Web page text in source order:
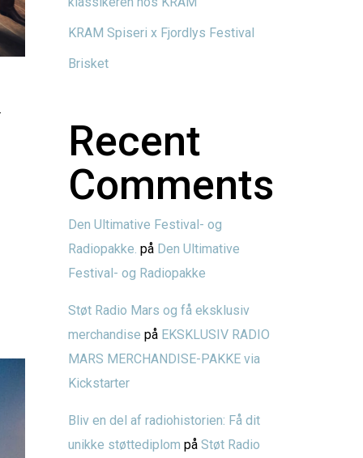
KRAM Spiseri x Fjordlys Festival
Brisket
Recent
Comments
Den Ultimative Festival- og
Radiopakke. på Den Ultimative
Festival- og Radiopakke
Støt Radio Mars og få eksklusiv
merchandise på EKSKLUSIV RADIO
MARS MERCHANDISE-PAKKE via
Kickstarter
Bliv en del af radiohistorien: Få dit
unikke støttediplom påStøt Radio